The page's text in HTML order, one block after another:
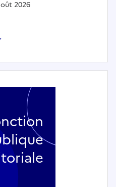
2026
de médiation MUSE